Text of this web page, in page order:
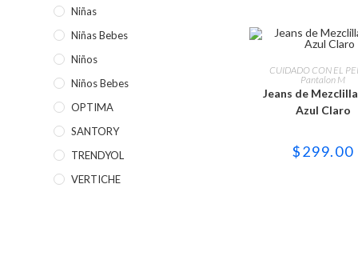
de
SELECCIONAR
tiene
Las
pueden
elegir
CUIDADO CON EL
Pantalon M
Jeans de
Azul Claro
$299.00
Niñas
Niñas Bebes
Niños
Niños Bebes
OPTIMA
SANTORY
TRENDYOL
VERTICHE